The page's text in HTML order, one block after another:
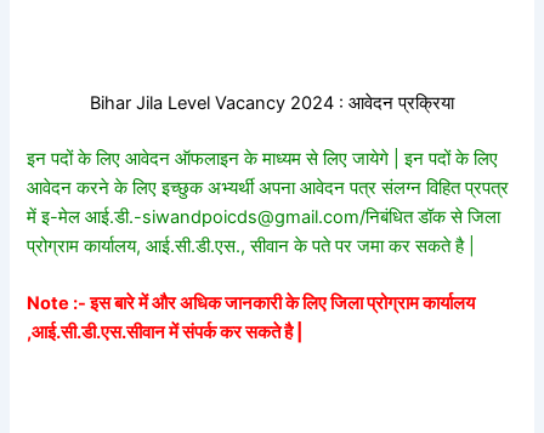
Bihar Jila Level Vacancy 2024 : आवेदन प्रक्रिया
इन पदों के लिए आवेदन ऑफलाइन के माध्यम से लिए जायेगे | इन पदों के लिए
आवेदन करने के लिए इच्छुक अभ्यर्थी अपना आवेदन पत्र संलग्न विहित प्रपत्र
में इ-मेल आई.डी.-siwandpoicds@gmail.com/निबंधित डॉक से जिला
प्रोग्राम कार्यालय, आई.सी.डी.एस., सीवान के पते पर जमा कर सकते है |
Note :- इस बारे में और अधिक जानकारी के लिए जिला प्रोग्राम कार्यालय
,आई.सी.डी.एस.सीवान में संपर्क कर सकते है |